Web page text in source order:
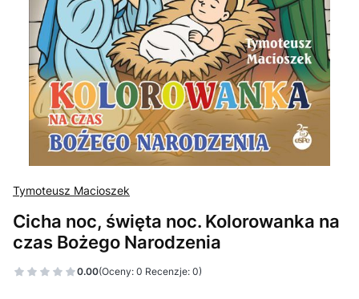
Tymoteusz Macioszek
Cicha noc, święta noc. Kolorowanka na
czas Bożego Narodzenia
0.00(Oceny: 0 Recenzje: 0)